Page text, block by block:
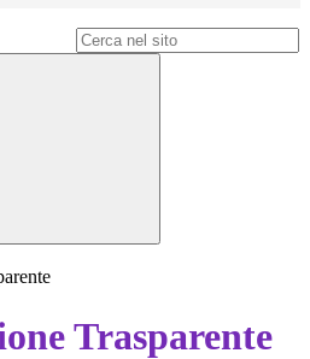
Trasparente